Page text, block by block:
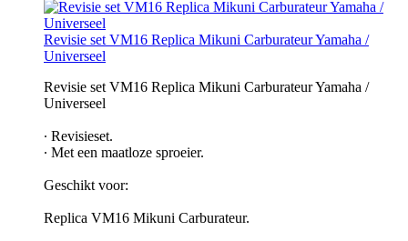
Revisie set VM16 Replica Mikuni Carburateur Yamaha /
Universeel
Revisie set VM16 Replica Mikuni Carburateur Yamaha /
Universeel
∙ Revisieset.
∙ Met een maatloze sproeier.
Geschikt voor:
Replica VM16 Mikuni Carburateur.